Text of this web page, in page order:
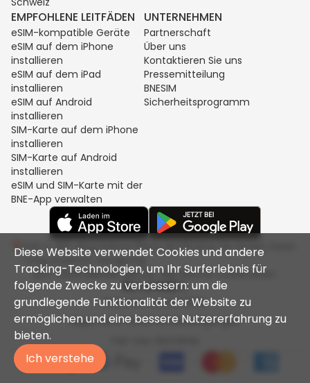
EMPFOHLENE LEITFÄDEN
eSIM-kompatible Geräte
eSIM auf dem iPhone
installieren
eSIM auf dem iPad
installieren
eSIM auf Android
installieren
SIM-Karte auf dem iPhone
installieren
SIM-Karte auf Android
installieren
eSIM und SIM-Karte mit der
BNE-App verwalten
UNTERNEHMEN
Partnerschaft
Über uns
Kontaktieren Sie uns
Pressemitteilung
BNESIM
Sicherheitsprogramm
Unit C, 8/F, King Palace Plaza, NO:55 King Yip Street, Kwun
Tong, Kowloon, Hongkong
2017-2026 BNESIM LIMITED. Alle Rechte vorbehalten.
Datenschutzrichtlinie
Allgemeine Geschäftsbedingungen
Diese Website verwendet Cookies und andere
Tracking-Technologien, um Ihr Surferlebnis für
folgende Zwecke zu verbessern: um die
grundlegende Funktionalität der Website zu
ermöglichen und eine bessere Nutzererfahrung zu
bieten.
Ich verstehe